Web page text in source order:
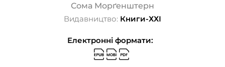
Сома Морґенштерн
Видавництво: Книги-ХХІ
Електронні формати: